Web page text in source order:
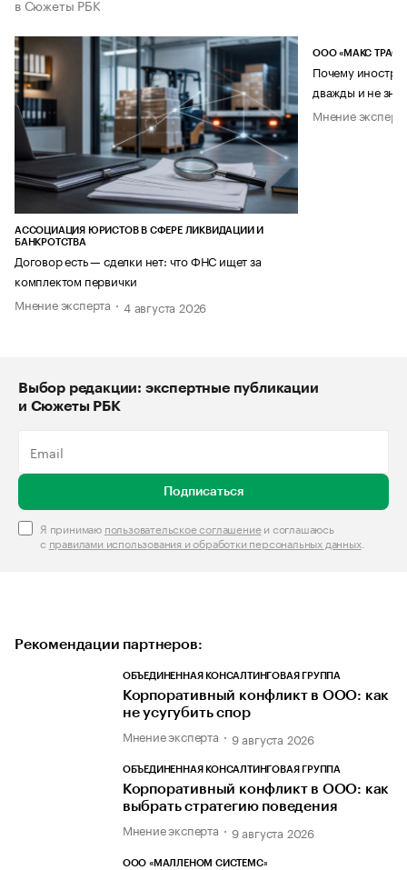
в Сюжеты РБК
АССОЦИАЦИЯ ЮРИСТОВ В СФЕРЕ ЛИКВИДАЦИИ И
БАНКРОТСТВА
Договор есть — сделки нет: что ФНС ищет за
комплектом первички
Мнение эксперта
4 августа 2026
ООО «МАКС ТРАСТ»
Почему
дважды и не
Мнение
Выбор редакции: экспертные публикации
и Сюжеты РБК
Подписаться
Я принимаю пользовательское соглашениеи соглашаюсь
с правилами использования и обработки персональных данных.
Рекомендации партнеров:
ОБЪЕДИНЕННАЯ КОНСАЛТИНГОВАЯ ГРУППА
Корпоративный конфликт в ООО: как
не усугубить спор
Мнение эксперта 9 августа 2026
ОБЪЕДИНЕННАЯ КОНСАЛТИНГОВАЯ ГРУППА
Корпоративный конфликт в ООО: как
выбрать стратегию поведения
Мнение эксперта 9 августа 2026
ООО «МАЛЛЕНОМ СИСТЕМС»